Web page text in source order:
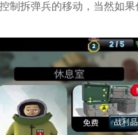
制拆弹兵的移动，当然如